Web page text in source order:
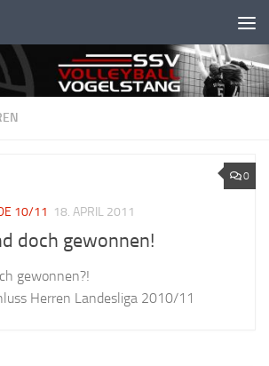
0
10/11 18. APRIL 2011
doch gewonnen!
gewonnen?!
Herren Landesliga 2010/11